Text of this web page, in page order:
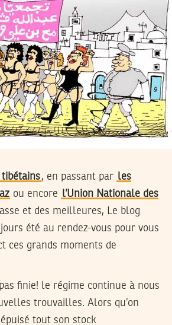
tibétains, en passant par les
ou encore l’Union Nationale des
et des meilleures, Le blog
été au rendez-vous pour vous
ces grands moments de
finie! le régime continue à nous
trouvailles. Alors qu’on
tout son stock